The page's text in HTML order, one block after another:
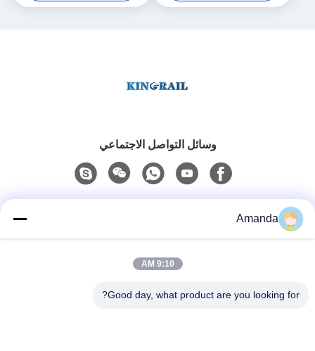
وسائل التواصل الاجتماعي
0086-15556982932
Amanda
9:10 AM
Good day, what product are you looking for?